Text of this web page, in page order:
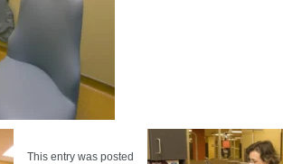
This entry was posted